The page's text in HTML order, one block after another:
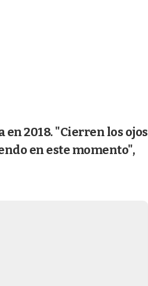
2018. "Cierren los ojos
en este momento",